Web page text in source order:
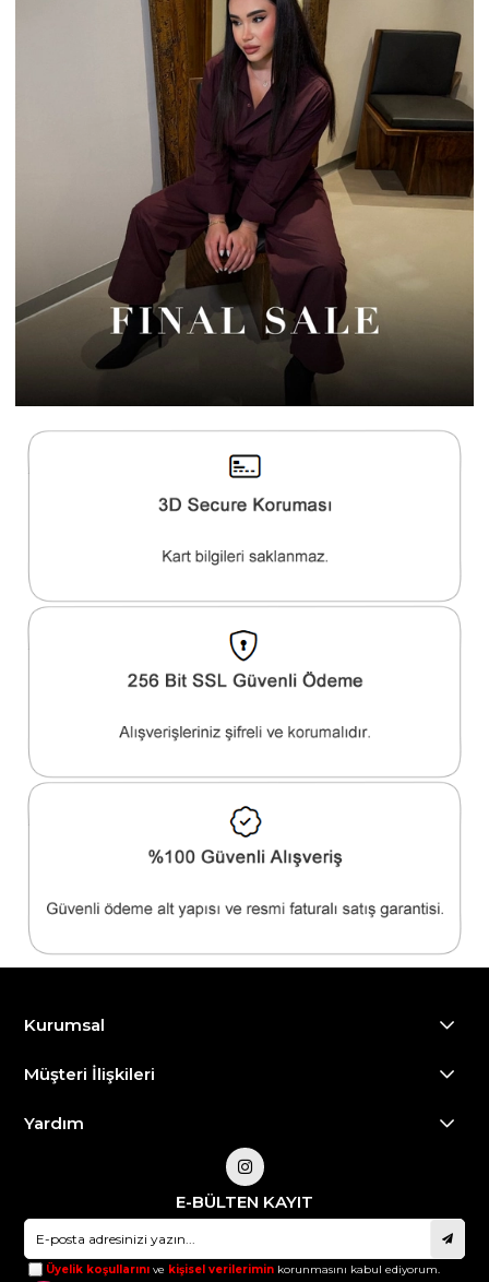
Kurumsal
Müşteri İlişkileri
Yardım
E-BÜLTEN KAYIT
Üyelik koşullarını ve kişisel verilerimin korunmasını kabul ediyorum.